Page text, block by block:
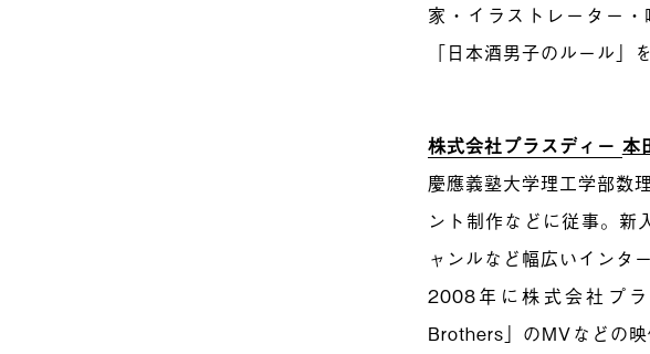
家・イラストレーター
「日本酒男子のルール」
株式会社プラスディー 本
慶應義塾大学理工学部数
ント制作などに従事。新
ャンルなど幅広いインタ
2008年に株式会社プ
Brothers」のMVなどの